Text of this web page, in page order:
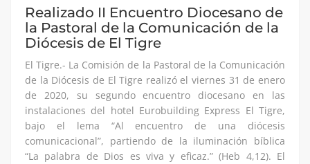
Realizado II Encuentro Diocesano de
la Pastoral de la Comunicación de la
Diócesis de El Tigre
El Tigre.- La Comisión de la Pastoral de la Comunicación
de la Diócesis de El Tigre realizó el viernes 31 de enero
de 2020, su segundo encuentro diocesano en las
instalaciones del hotel Eurobuilding Express El Tigre,
bajo el lema “Al encuentro de una diócesis
comunicacional”, partiendo de la iluminación bíblica
“La palabra de Dios es viva y eficaz.” (Heb 4,12). El